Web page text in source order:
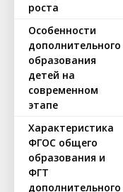
роста
Особенности
дополнительного
образования
детей на
современном
этапе
Характеристика
ФГОС общего
образования и
ФГТ
дополнительного